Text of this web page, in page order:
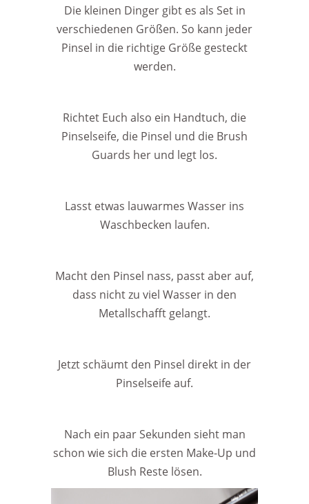
Die kleinen Dinger gibt es als Set in
verschiedenen Größen. So kann jeder
Pinsel in die richtige Größe gesteckt
werden.
Richtet Euch also ein Handtuch, die
Pinselseife, die Pinsel und die Brush
Guards her und legt los.
Lasst etwas lauwarmes Wasser ins
Waschbecken laufen.
Macht den Pinsel nass, passt aber auf,
dass nicht zu viel Wasser in den
Metallschafft gelangt.
Jetzt schäumt den Pinsel direkt in der
Pinselseife auf.
Nach ein paar Sekunden sieht man
schon wie sich die ersten Make-Up und
Blush Reste lösen.